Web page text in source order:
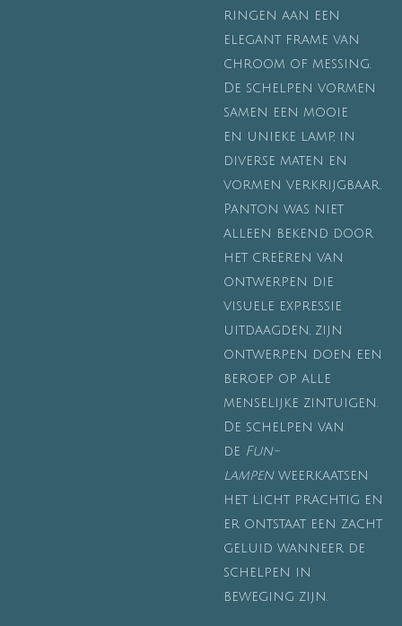
ringen aan een
elegant frame van
chroom of messing.
De schelpen vormen
samen een mooie
en unieke lamp, in
diverse maten en
vormen verkrijgbaar.
Panton was niet
alleen bekend door
het creëren van
ontwerpen die
visuele expressie
uitdaagden, zijn
ontwerpen doen een
beroep op alle
menselijke zintuigen.
De schelpen van
de Fun-
lampenweerkaatsen
het licht prachtig en
er ontstaat een zacht
geluid wanneer de
schelpen in
beweging zijn.